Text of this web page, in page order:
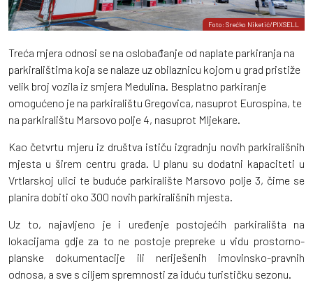
Foto: Srećko Niketić/PIXSELL
Treća mjera odnosi se na oslobađanje od naplate parkiranja na
parkiralištima koja se nalaze uz obilaznicu kojom u grad pristiže
velik broj vozila iz smjera Medulina. Besplatno parkiranje
omogućeno je na parkiralištu Gregovica, nasuprot Eurospina, te
na parkiralištu Marsovo polje 4, nasuprot Mljekare.
Kao četvrtu mjeru iz društva ističu izgradnju novih parkirališnih
mjesta u širem centru grada. U planu su dodatni kapaciteti u
Vrtlarskoj ulici te buduće parkiralište Marsovo polje 3, čime se
planira dobiti oko 300 novih parkirališnih mjesta.
Uz to, najavljeno je i uređenje postojećih parkirališta na
lokacijama gdje za to ne postoje prepreke u vidu prostorno-
planske dokumentacije ili neriješenih imovinsko-pravnih
odnosa, a sve s ciljem spremnosti za iduću turističku sezonu.